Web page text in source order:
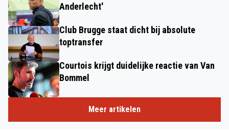
Anderlecht'
Club Brugge staat dicht bij absolute
toptransfer
Courtois krijgt duidelijke reactie van Van
Bommel
Meer artikelen